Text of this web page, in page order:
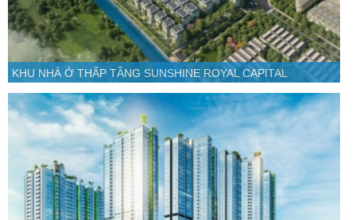
KHU NHÀ Ở THẤP TẦNG SUNSHINE ROYAL CAPITAL